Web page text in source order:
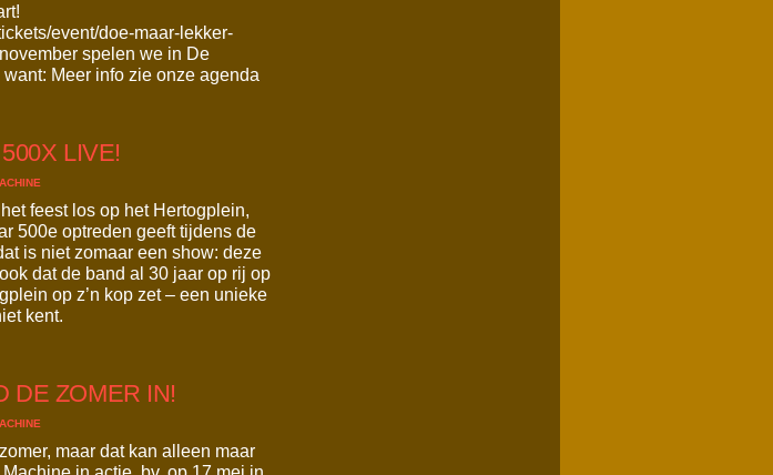
event/doe-maar-lekker-
spelen we in De
Meer info zie onze agenda
LIVE!
feest los op het Hertogplein,
500e optreden geeft tijdens de
is niet zomaar een show: deze
dat de band al 30 jaar op rij op
op z’n kop zet – een unieke
kent.
DE ZOMER IN!
maar dat kan alleen maar